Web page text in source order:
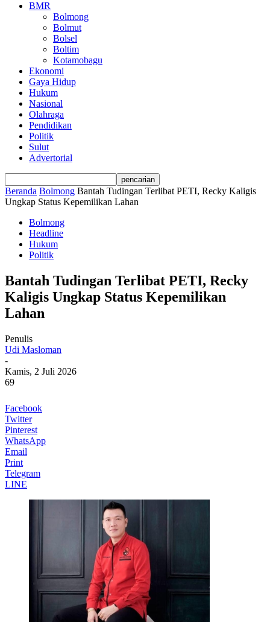
BMR
Bolmong
Bolmut
Bolsel
Boltim
Kotamobagu
Ekonomi
Gaya Hidup
Hukum
Nasional
Olahraga
Pendidikan
Politik
Sulut
Advertorial
Beranda Bolmong Bantah Tudingan Terlibat PETI, Recky Kaligis
Ungkap Status Kepemilikan Lahan
Bolmong
Headline
Hukum
Politik
Bantah Tudingan Terlibat PETI, Recky
Kaligis Ungkap Status Kepemilikan
Lahan
Penulis
Udi Masloman
-
Kamis, 2 Juli 2026
69
Facebook
Twitter
Pinterest
WhatsApp
Email
Print
Telegram
LINE